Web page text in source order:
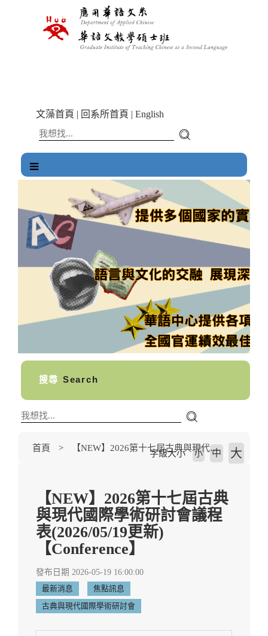
文藻首頁 | 回系所首頁 | English
搜尋 Search
首頁 【NEW】2026第十七屆古典與現代國際學術研討會議程表(2026/05/19更新)【Conference】
字級大小 小 中 大
【NEW】2026第十七屆古典
與現代國際學術研討會議程
表(2026/05/19更新)
【Conference】
發布日期 2026-05-19 16:00:00
最新消息 焦點訊息
古典與現代國際學術研討會